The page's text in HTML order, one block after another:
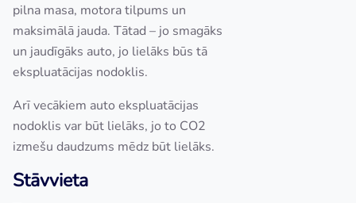
pilna masa, motora tilpums un
maksimālā jauda. Tātad – jo smagāks
un jaudīgāks auto, jo lielāks būs tā
ekspluatācijas nodoklis.
Arī vecākiem auto ekspluatācijas
nodoklis var būt lielāks, jo to CO2
izmešu daudzums mēdz būt lielāks.
Stāvvieta